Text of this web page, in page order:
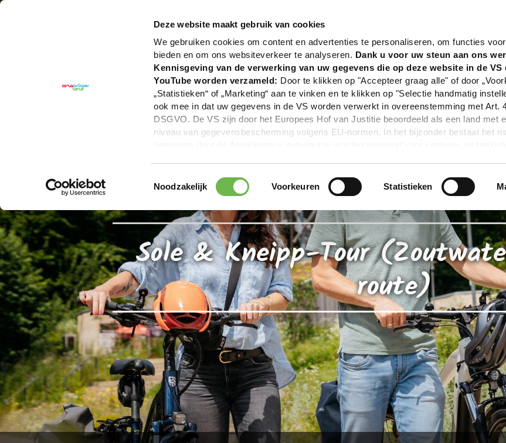
Deze website maakt gebruik van cookies
We gebruiken cookies om content en advertenties te personaliseren, om functies
bieden en om ons websiteverkeer te analyseren. Dank u voor uw steun aan ons
Kennisgeving van de verwerking van uw gegevens die op deze website in de VS
YouTube worden verzameld: Door te klikken op "Accepteer graag alle" of door
„Statistieken“ of „Marketing“ aan te vinken en te klikken op "Selectie handmatig
ook mee in dat uw gegevens in de VS worden verwerkt in overeenstemming met Art.
DSGVO. De VS zijn door het Europees Hof van Justitie beoordeeld als een land met
niveau van gegevensbescherming volgens EU-normen. In het bijzonder bestaat het
overdracht niet plaatsvinden. Voor meer informatie, zie onze privacyverklaring.
We geven u hier graag meer gedetailleerde informatie:
|Impressum
Toestemmingsselectie
Noodzakelijk Voorkeuren Statistieken
Sole & Kneipp-Tour
route)